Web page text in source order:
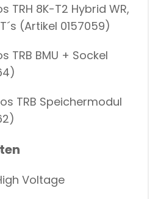
TRH 8K-T2 Hybrid WR,
(Artikel 0157059)
TRB BMU + Sockel
TRB Speichermodul
Voltage